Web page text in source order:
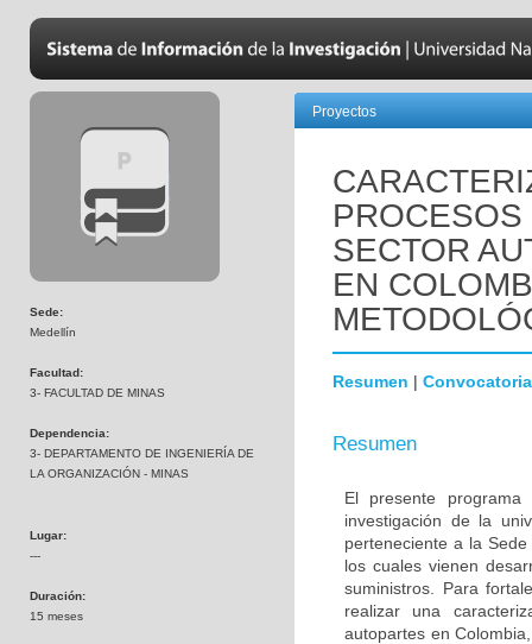
Sede:
Medellín
Facultad:
3- FACULTAD DE MINAS
Dependencia:
3- DEPARTAMENTO DE INGENIERÍA DE
LA ORGANIZACIÓN - MINAS
Lugar:
---
Duración:
15 meses
Proyectos
SECTOR
EN
Resumen | Convocatoria
Resumen
El presente
investigación de la
perteneciente a la
los cuales vienen
suministros. Para
realizar una
autopartes en